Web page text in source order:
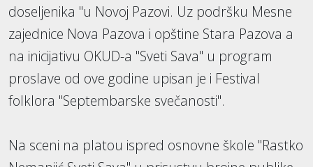
doseljenika "u Novoj Pazovi. Uz podršku Mesne
zajednice Nova Pazova i opštine Stara Pazova a
na inicijativu OKUD-a "Sveti Sava" u program
proslave od ove godine upisan je i Festival
folklora "Septembarske svečanosti".
Na sceni na platou ispred osnovne škole "Rastko